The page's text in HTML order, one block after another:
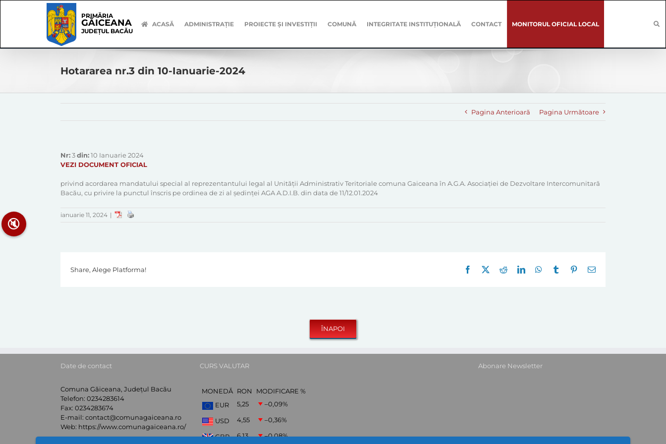
PRIMĂRIA
GĂICEANA
JUDEȚUL BACĂU
ACASĂ ADMINISTRAȚIE PROIECTE ȘI INVESTIȚII COMUNĂ INTEGRITATE INSTITUȚIONALĂ CONTACT MONITORUL OFICIAL LOCAL
Hotararea nr.3 din 10-Ianuarie-2024
Pagina Anterioară Pagina Următoare
Nr:3din:10 Ianuarie 2024
VEZI DOCUMENT OFICIAL
privind acordarea mandatului special al reprezentantului legal al Unității Administrativ Teritoriale comuna Gaiceana în A.G.A. Asociației de Dezvoltare Intercomunitară
Bacău, cu privire la punctul înscris pe ordinea de zi al ședinței AGA A.D.I.B. din data de 11/12.01.2024
ianuarie 11, 2024 |
Share, Alege Platforma! Facebook RedditLinkedInWhatsApp
Tumblr Pinterest
E-
Date de contact
Comuna Găiceana, Județul Bacău
Telefon: 0234283614
Fax: 0234283674
E-mail: contact@comunagaiceana.ro
Web: https://www.comunagaiceana.ro/
CURS VALUTAR
MONEDĂ RON
MODIFICARE %
EUR
5,25 –0,09%
USD 4,55 –0,36%
GBP 6,13 –0,08%
Abonare Newsletter
🔇